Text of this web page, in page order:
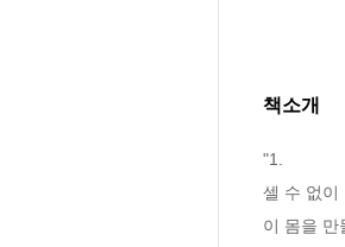
책소개
"1.
셀 수 없이
이 몸을 만